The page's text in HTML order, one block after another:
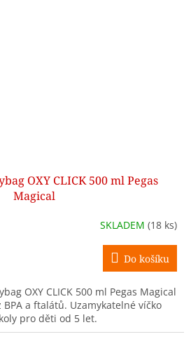
OXY CLICK 500 ml Pegas
Magical
SKLADEM (18 ks)
Do košíku
OXY CLICK 500 ml Pegas Magical
a ftalátů. Uzamykatelné víčko
pro děti od 5 let.